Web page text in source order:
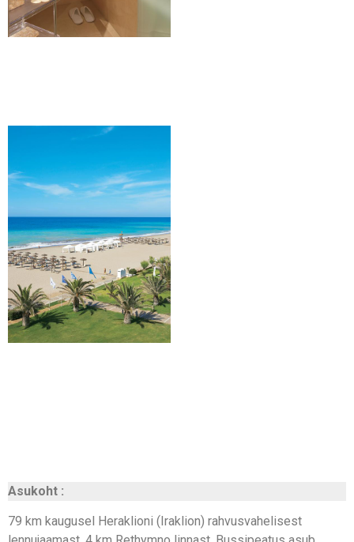
Asukoht :
79 km kaugusel Heraklioni (Iraklion) rahvusvahelisest